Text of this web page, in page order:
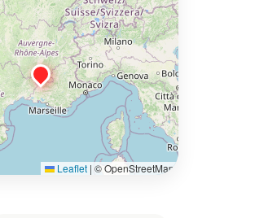
Leaflet | © OpenStreetMap